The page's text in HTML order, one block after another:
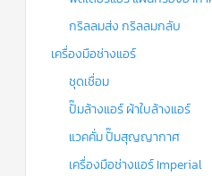
กริลลมส่ง กริลลมกลับ
เครื่องมือช่างแอร์
ชุดเชื่อม
ปั๊มล้างแอร์ ผ้าใบล้างแอร์
แวคคั่ม ปั๊มสุญญากาศ
เครื่องมือช่างแอร์ Imperial